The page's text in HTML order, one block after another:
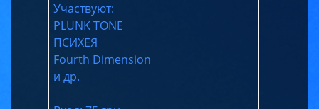
Участвуют:
PLUNK TONE
ПСИХЕЯ
Fourth Dimension
и др.